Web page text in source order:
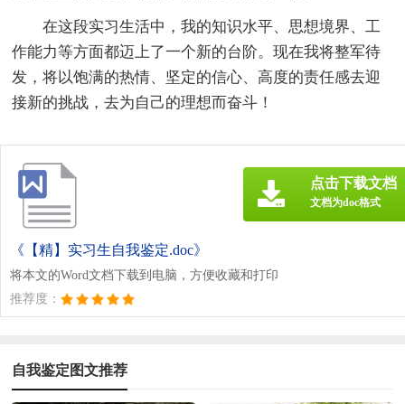
在这段实习生活中，我的知识水平、思想境界、工
作能力等方面都迈上了一个新的台阶。现在我将整军待
发，将以饱满的热情、坚定的信心、高度的责任感去迎
接新的挑战，去为自己的理想而奋斗！
《【精】实习生自我鉴定.doc》
将本文的Word文档下载到电脑，方便收藏和打印
推荐度：
点击下载文档
文档为doc格式
自我鉴定图文推荐